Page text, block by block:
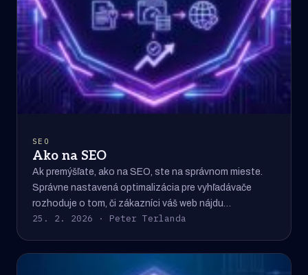
SEO
Ako na SEO
Ak premýšľate, ako na SEO, ste na správnom mieste.
Správne nastavená optimalizácia pre vyhľadávače
rozhoduje o tom, či zákazníci váš web nájdu…
25. 2. 2026 · Peter Terlanda